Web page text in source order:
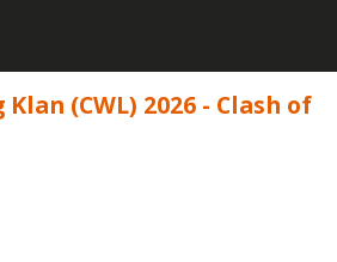
(CWL) 2026 - Clash of